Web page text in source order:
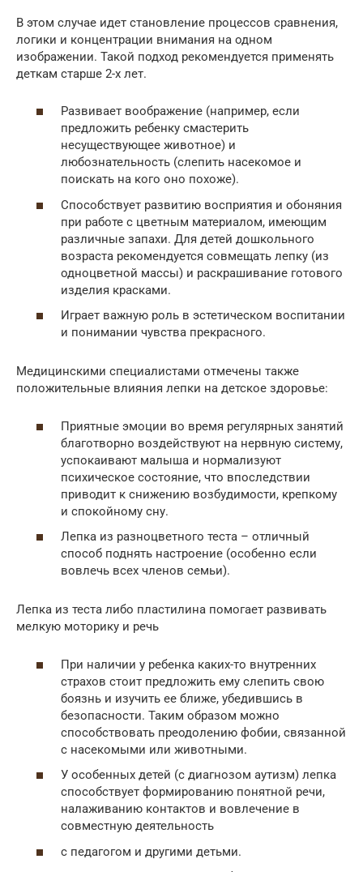
В этом случае идет становление процессов сравнения,
логики и концентрации внимания на одном
изображении. Такой подход рекомендуется применять
деткам старше 2-х лет.
Развивает воображение (например, если
предложить ребенку смастерить
несуществующее животное) и
любознательность (слепить насекомое и
поискать на кого оно похоже).
Способствует развитию восприятия и обоняния
при работе с цветным материалом, имеющим
различные запахи. Для детей дошкольного
возраста рекомендуется совмещать лепку (из
одноцветной массы) и раскрашивание готового
изделия красками.
Играет важную роль в эстетическом воспитании
и понимании чувства прекрасного.
Медицинскими специалистами отмечены также
положительные влияния лепки на детское здоровье:
Приятные эмоции во время регулярных занятий
благотворно воздействуют на нервную систему,
успокаивают малыша и нормализуют
психическое состояние, что впоследствии
приводит к снижению возбудимости, крепкому
и спокойному сну.
Лепка из разноцветного теста – отличный
способ поднять настроение (особенно если
вовлечь всех членов семьи).
Лепка из теста либо пластилина помогает развивать
мелкую моторику и речь
При наличии у ребенка каких-то внутренних
страхов стоит предложить ему слепить свою
боязнь и изучить ее ближе, убедившись в
безопасности. Таким образом можно
способствовать преодолению фобии, связанной
с насекомыми или животными.
У особенных детей (с диагнозом аутизм) лепка
способствует формированию понятной речи,
налаживанию контактов и вовлечение в
совместную деятельность
с педагогом и другими детьми.